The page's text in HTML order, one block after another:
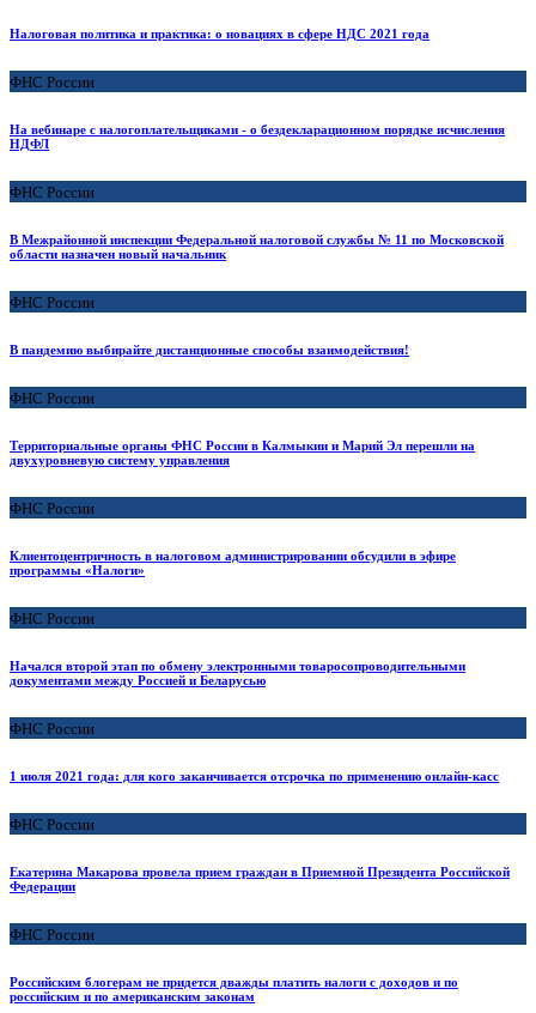
Налоговая политика и практика: о новациях в сфере НДС 2021 года
ФНС России
На вебинаре с налогоплательщиками - о бездекларационном порядке исчисления
НДФЛ
ФНС России
В Межрайонной инспекции Федеральной налоговой службы № 11 по Московской
области назначен новый начальник
ФНС России
В пандемию выбирайте дистанционные способы взаимодействия!
ФНС России
Территориальные органы ФНС России в Калмыкии и Марий Эл перешли на
двухуровневую систему управления
ФНС России
Клиентоцентричность в налоговом администрировании обсудили в эфире
программы «Налоги»
ФНС России
Начался второй этап по обмену электронными товаросопроводительными
документами между Россией и Беларусью
ФНС России
1 июля 2021 года: для кого заканчивается отсрочка по применению онлайн-касс
ФНС России
Екатерина Макарова провела прием граждан в Приемной Президента Российской
Федерации
ФНС России
Российским блогерам не придется дважды платить налоги с доходов и по
российским и по американским законам